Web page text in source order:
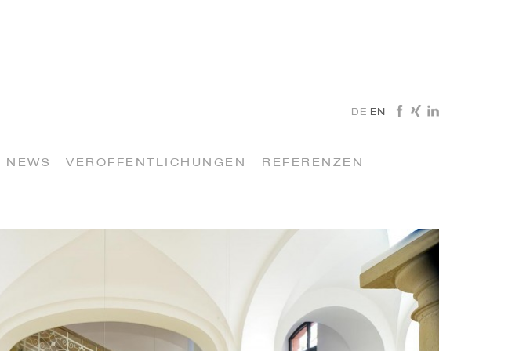
EN
DE
NEWS VERÖFFENTLICHUNGEN
REFERENZEN